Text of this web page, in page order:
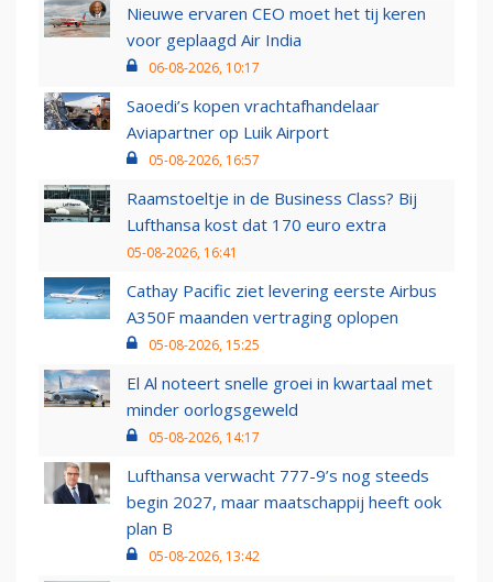
Nieuwe ervaren CEO moet het tij keren
voor geplaagd Air India
06-08-2026, 10:17
Saoedi’s kopen vrachtafhandelaar
Aviapartner op Luik Airport
05-08-2026, 16:57
Raamstoeltje in de Business Class? Bij
Lufthansa kost dat 170 euro extra
05-08-2026, 16:41
Cathay Pacific ziet levering eerste Airbus
A350F maanden vertraging oplopen
05-08-2026, 15:25
El Al noteert snelle groei in kwartaal met
minder oorlogsgeweld
05-08-2026, 14:17
Lufthansa verwacht 777-9’s nog steeds
begin 2027, maar maatschappij heeft ook
plan B
05-08-2026, 13:42